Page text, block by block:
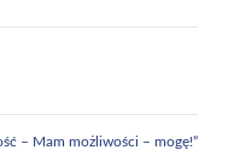
– Mam możliwości – mogę!”